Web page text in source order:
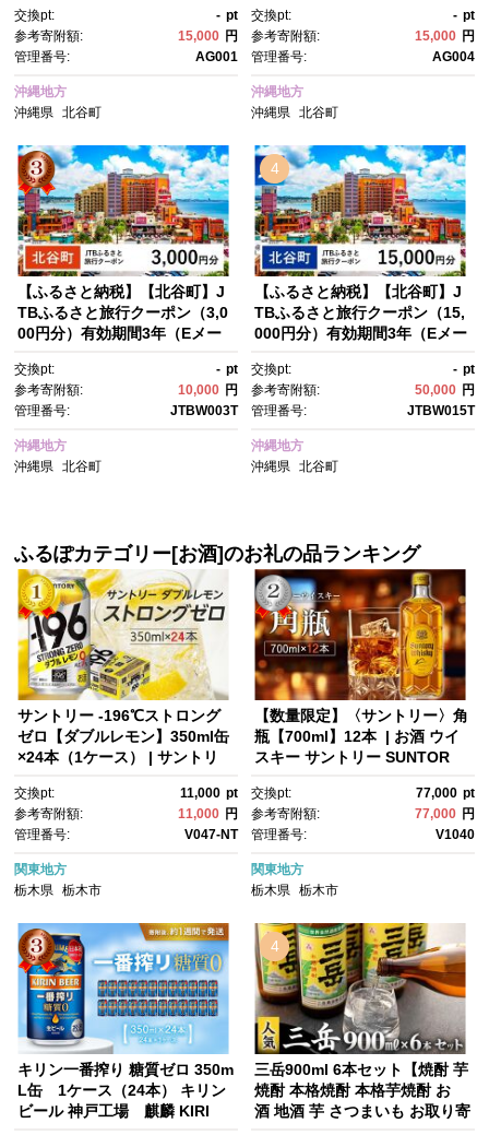
ゾート 旅行 トラベル セットギ
フト プレゼント 風景 人気 息抜
き おすすめ 送料無料
交換pt: - pt
参考寄附額:
15,000 円
管理番号:
AG001
沖縄地方
沖縄県
北谷町
ラベル セットギフト プレゼン
ト 風景 人気 息抜き おすすめ
交換pt: - pt
参考寄附額:
15,000 円
管理番号:
AG004
沖縄地方
沖縄県 北谷町
【ふるさと納税】【北谷町】J
TBふるさと旅行クーポン（3,0
00円分）有効期間3年（Eメー
約 国内旅行 JTB 宿泊 観光 体
験 旅行券 宿泊券 旅行予約 温
泉 ホテル 旅館 チケット 子
供 子連れ カップル 家族 人
気 おすすめ 旅行クーポン 店
頭 オンライン ネット予約 電
交換pt: - pt
参考寄附額:
10,000 円
管理番号:
JTBW003T
沖縄地方
沖縄県
北谷町
4
【ふるさと納税】【北谷町】J
TBふるさと旅行クーポン（15,
000円分）有効期間3年（Eメー
約 国内旅行 JTB 宿泊 観光 体
験 旅行券 宿泊券 旅行予約 温
泉 ホテル 旅館 チケット 子
供 子連れ カップル 家族 人
気 おすすめ 旅行クーポン 店
頭 オンライン ネット予約 電
交換pt: - pt
参考寄附額:
50,000 円
管理番号:
JTBW015T
沖縄地方
沖縄県 北谷町
ふるぽカテゴリー[お酒]のお礼の品ランキング
サントリー -196℃ストロング
ゼロ【ダブルレモン】350ml缶
×24本（1ケース） | サントリ
み 宅飲み
交換pt: 11,000 pt
参考寄附額:
11,000 円
管理番号:
V047-NT
関東地方
栃木県
栃木市
【数量限定】〈サントリー〉角
瓶【700ml】12本 | お酒 ウイ
スキー サントリー SUNTOR
価 ロック 水割り さけ 人気 本
数選べる おすすめ 栃木 梓の森
工場製
交換pt: 77,000 pt
参考寄附額:
77,000 円
管理番号:
V1040
関東地方
栃木県 栃木市
キリン一番搾り 糖質ゼロ 350m
L缶 1ケース（24本） キリン
ビール 神戸工場 麒麟 KIRI
4
三岳900ml 6本セット【焼酎 芋
焼酎 本格焼酎 本格芋焼酎 お
酒 地酒 芋 さつまいも お取り寄